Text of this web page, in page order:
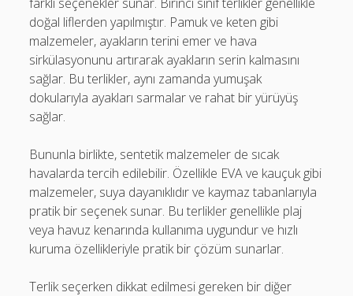
doğal liflerden yapılmıştır. Pamuk ve keten gibi
malzemeler, ayakların terini emer ve hava
sirkülasyonunu artırarak ayakların serin kalmasını
sağlar. Bu terlikler, aynı zamanda yumuşak
dokularıyla ayakları sarmalar ve rahat bir yürüyüş
sağlar.
Bununla birlikte, sentetik malzemeler de sıcak
havalarda tercih edilebilir. Özellikle EVA ve kauçuk gibi
malzemeler, suya dayanıklıdır ve kaymaz tabanlarıyla
pratik bir seçenek sunar. Bu terlikler genellikle plaj
veya havuz kenarında kullanıma uygundur ve hızlı
kuruma özellikleriyle pratik bir çözüm sunarlar.
Terlik seçerken dikkat edilmesi gereken bir diğer